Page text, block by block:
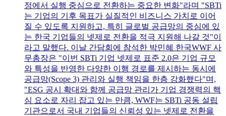
정에서 실행 중심으로 전환하는 중요한 변화"라며 "SBTi
는 기업의 기후 목표가 실질적인 비즈니스 가치로 이어
질 수 있도록 지원하고, 특히 글로벌 공급망의 중심에 있
는 한국 기업들의 넷제로 전환을 적극 지원해 나갈 것"이
라고 말했다. 이날 간담회에 참석한 박민혜 한국WWF 사
무총장은 "이번 SBTi 기업 넷제로 표준 2.0은 기업 규모
와 특성을 반영한 다양한 이행 경로를 제시하는 동시에
공급망(Scope 3) 관리와 실행 책임을 한층 강화했다"며,
"ESG 공시 확대와 함께 공급망 관리가 기업 경쟁력의 핵
심 요소로 자리 잡고 있는 만큼, WWF는 SBTi 공동 설립
기관으로서 국내 기업들의 신뢰성 있는 넷제로 전환을